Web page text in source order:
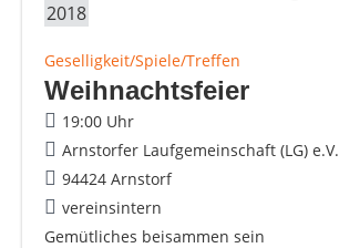
2018
Geselligkeit/Spiele/Treffen
Weihnachtsfeier
19:00 Uhr
Arnstorfer Laufgemeinschaft (LG) e.V.
94424 Arnstorf
vereinsintern
Gemütliches beisammen sein